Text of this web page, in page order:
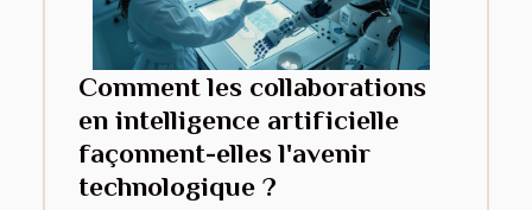
Comment les collaborations
en intelligence artificielle
façonnent-elles l'avenir
technologique ?